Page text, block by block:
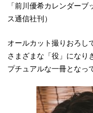
「前川優希カレンダー
ス通信社刊）
オールカット撮りおろし
さまざまな「役」になり
プチュアルな一冊となっ